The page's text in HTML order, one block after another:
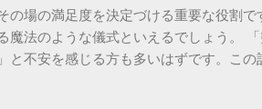
「お荷物配達状況照会」を確認するのが
、お手元の番号一つで判明します。 伝
、数字の並びを確認してください。こ
の場の満足度を決定づける重要な役割で
魔法のような儀式といえるでしょう。
と不安を感じる方も多いはずです。こ
本質と効果 一本締めは、単に手を叩